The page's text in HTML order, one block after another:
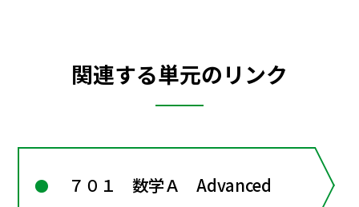
関連する単元のリンク
７０１ 数学Ａ Advanced